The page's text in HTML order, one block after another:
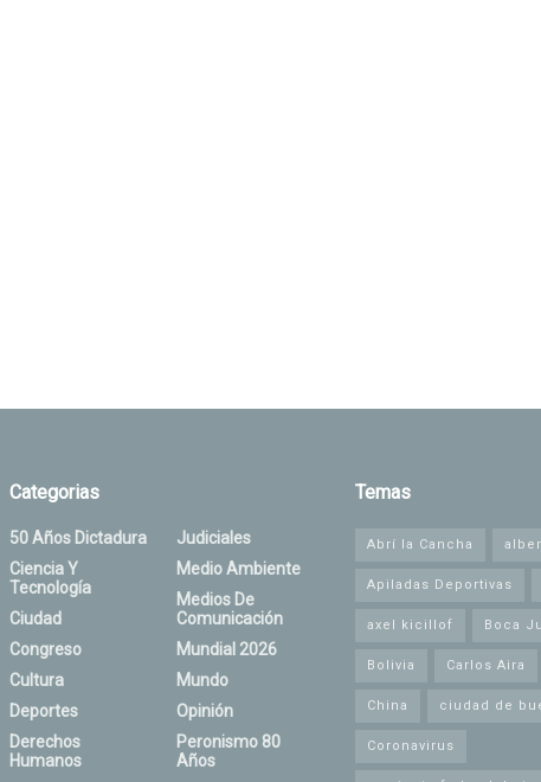
Categorias
50 Años Dictadura
Ciencia Y
Tecnología
Ciudad
Congreso
Cultura
Deportes
Derechos
Humanos
Judiciales
Medio Ambiente
Medios De
Comunicación
Mundial 2026
Mundo
Opinión
Peronismo 80
Años
Temas
Abrí la Cancha
Apiladas Deportivas
axel kicillof Boca
Bolivia Carlos Aira
China ciudad de
Coronavirus